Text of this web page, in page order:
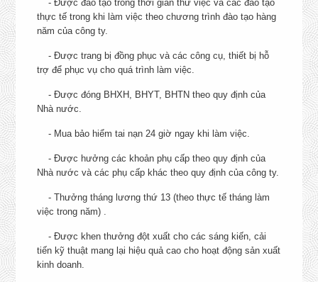
- Được đào tạo trong thời gian thử việc và các đào tạo
thực tế trong khi làm việc theo chương trình đào tạo hàng
năm của công ty.
- Được trang bị đồng phục và các công cụ, thiết bị hỗ
trợ để phục vụ cho quá trình làm việc.
- Được đóng BHXH, BHYT, BHTN theo quy định của
Nhà nước.
- Mua bảo hiểm tai nạn 24 giờ ngay khi làm việc.
- Được hưởng các khoản phụ cấp theo quy định của
Nhà nước và các phụ cấp khác theo quy định của công ty.
- Thưởng tháng lương thứ 13 (theo thực tế tháng làm
việc trong năm) .
- Được khen thưởng đột xuất cho các sáng kiến, cải
tiến kỹ thuật mang lại hiệu quả cao cho hoạt động sản xuất
kinh doanh.
NÂNG
CHI TIẾT
Tân, TP. HCM
CHI TIẾT
KCN Tân Tạo, Quận
Tân, TP. HCM
NHÂN VIÊN TỰ ĐỘNG HÓA
TRONG SẢN XUẤT
TP. Cao Lãnh, Đồng
EXECUTIVE (PE) – PHÒNG
MARKETING
37, Thành Thái, Quận
Chí Minh
+ Hồ Chí Minh: Quận 7,
Môn, Củ Chi, Tân Bình,
Vấp, Nhà Bè, 10, 11, 1,
Cần Giờ, Thủ Đức,